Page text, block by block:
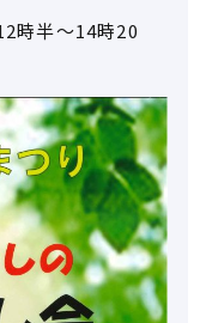
時半～14時20